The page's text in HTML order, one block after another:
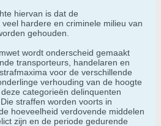
hiervan is dat de
hardere en criminele milieu van
gehouden.
wordt onderscheid gemaakt
transporteurs, handelaren en
voor de verschillende
verhouding van de hoogte
categorieën delinquenten
straffen worden voorts in
hoeveelheid verdovende middelen
zijn en de periode gedurende